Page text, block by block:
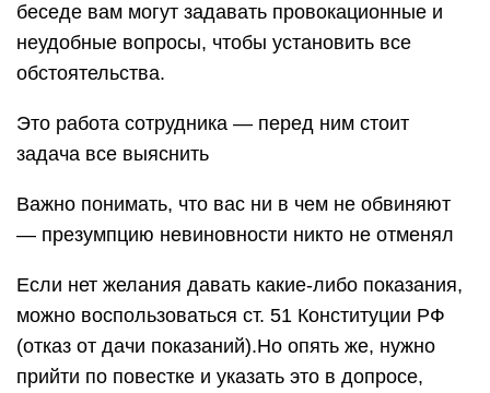
беседе вам могут задавать провокационные и
неудобные вопросы, чтобы установить все
обстоятельства.
Это работа сотрудника — перед ним стоит
задача все выяснить
Важно понимать, что вас ни в чем не обвиняют
— презумпцию невиновности никто не отменял
Если нет желания давать какие-либо показания,
можно воспользоваться ст. 51 Конституции РФ
(отказ от дачи показаний).Но опять же, нужно
прийти по повестке и указать это в допросе,